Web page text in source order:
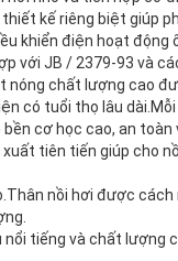
kế riêng biệt giúp
khiển điện hoạt động
với JB / 2379-93 và
chất lượng cao
có tuổi thọ lâu
cơ học cao, an toàn
tiên tiến giúp cho
nồi hơi được
tiếng và chất lượng